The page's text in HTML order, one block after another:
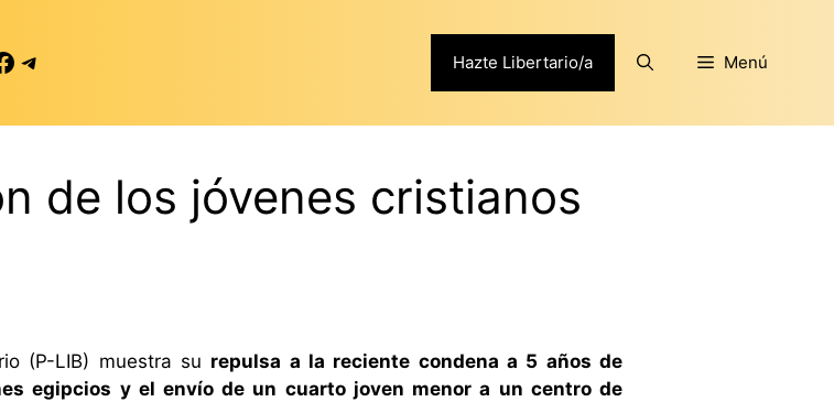
Telegram Hazte Libertario/a Menú
de los jóvenes cristianos
(P-LIB) muestra su repulsa a la reciente condena a 5 años de
egipcios y el envío de un cuarto joven menor a un centro de